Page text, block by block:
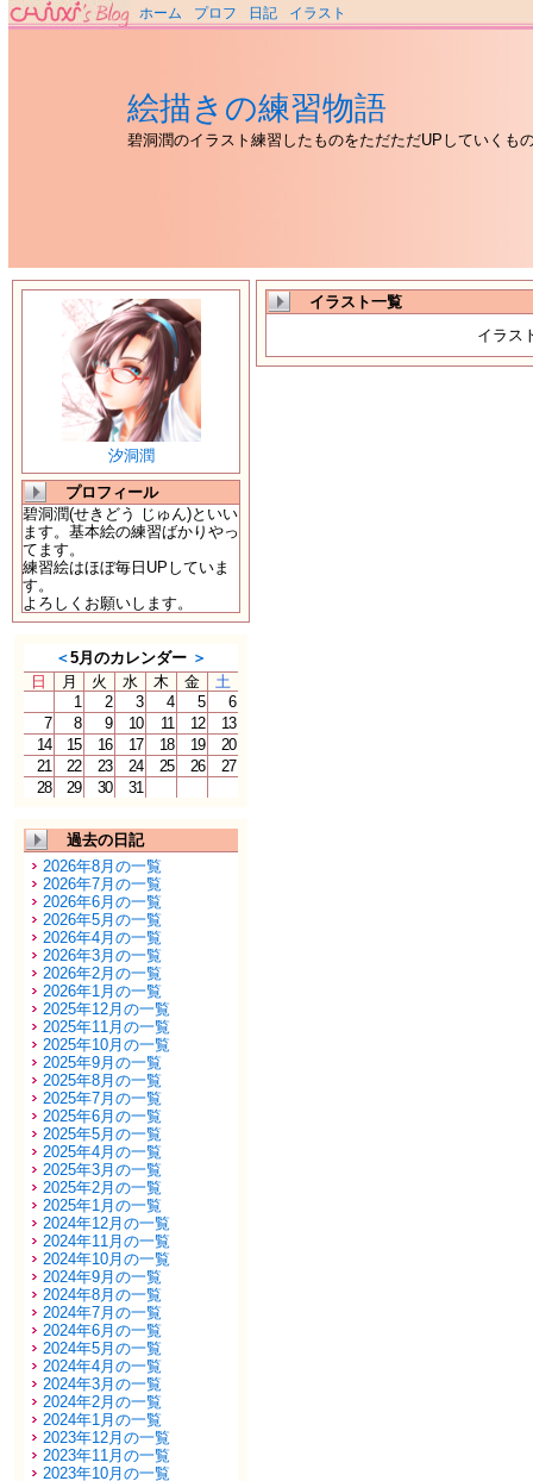
ホーム プロフ 日記 イラスト
絵描きの練習物語
碧洞潤のイラスト練習したものをただただUPしていくも
汐洞潤
プロフィール
碧洞潤(せきどう じゅん)といい
ます。基本絵の練習ばかりやっ
てます。
練習絵はほぼ毎日UPしていま
す。
よろしくお願いします。
＜5月のカレンダー ＞
日
月 火 水 木 金
土
1
2 3 4 5
6
7
8 9 10 11 12
13
14
15 16 17 18 19
20
21
22 23 24 25 26
27
28
29 30 31
過去の日記
2026年8月の一覧
2026年7月の一覧
2026年6月の一覧
2026年5月の一覧
2026年4月の一覧
2026年3月の一覧
2026年2月の一覧
2026年1月の一覧
2025年12月の一覧
2025年11月の一覧
2025年10月の一覧
2025年9月の一覧
2025年8月の一覧
2025年7月の一覧
2025年6月の一覧
2025年5月の一覧
2025年4月の一覧
2025年3月の一覧
2025年2月の一覧
2025年1月の一覧
2024年12月の一覧
2024年11月の一覧
2024年10月の一覧
2024年9月の一覧
2024年8月の一覧
2024年7月の一覧
2024年6月の一覧
2024年5月の一覧
2024年4月の一覧
2024年3月の一覧
2024年2月の一覧
2024年1月の一覧
2023年12月の一覧
2023年11月の一覧
2023年10月の一覧
イラスト一覧
イラス